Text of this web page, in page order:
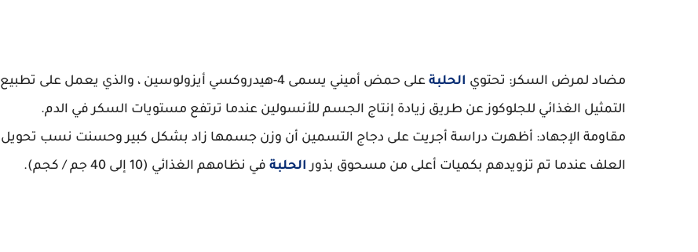
مضاد لمرض السكر: تحتوي الحلبة
على حمض أميني يسمى 4-هيدروكسي أيزولوسين ، والذي يعمل على تطبيع
التمثيل الغذائي للجلوكوز عن طريق زيادة إنتاج الجسم للأنسولين عندما ترتفع مستويات السكر في الدم.
مقاومة الإجهاد: أظهرت دراسة أجريت على دجاج التسمين أن وزن جسمها زاد بشكل كبير وحسنت نسب تحويل
العلف عندما تم تزويدهم بكميات أعلى من مسحوق بذور الحلبة في نظامهم الغذائي (10 إلى 40 جم / كجم).